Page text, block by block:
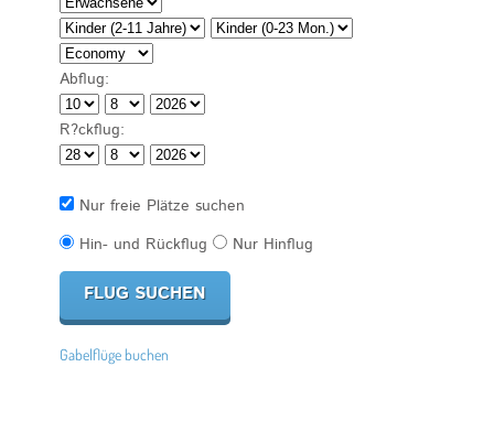
Abflug:
R?ckflug:
Nur freie Plätze suchen
Hin- und Rückflug
Nur Hinflug
Gabelflüge buchen